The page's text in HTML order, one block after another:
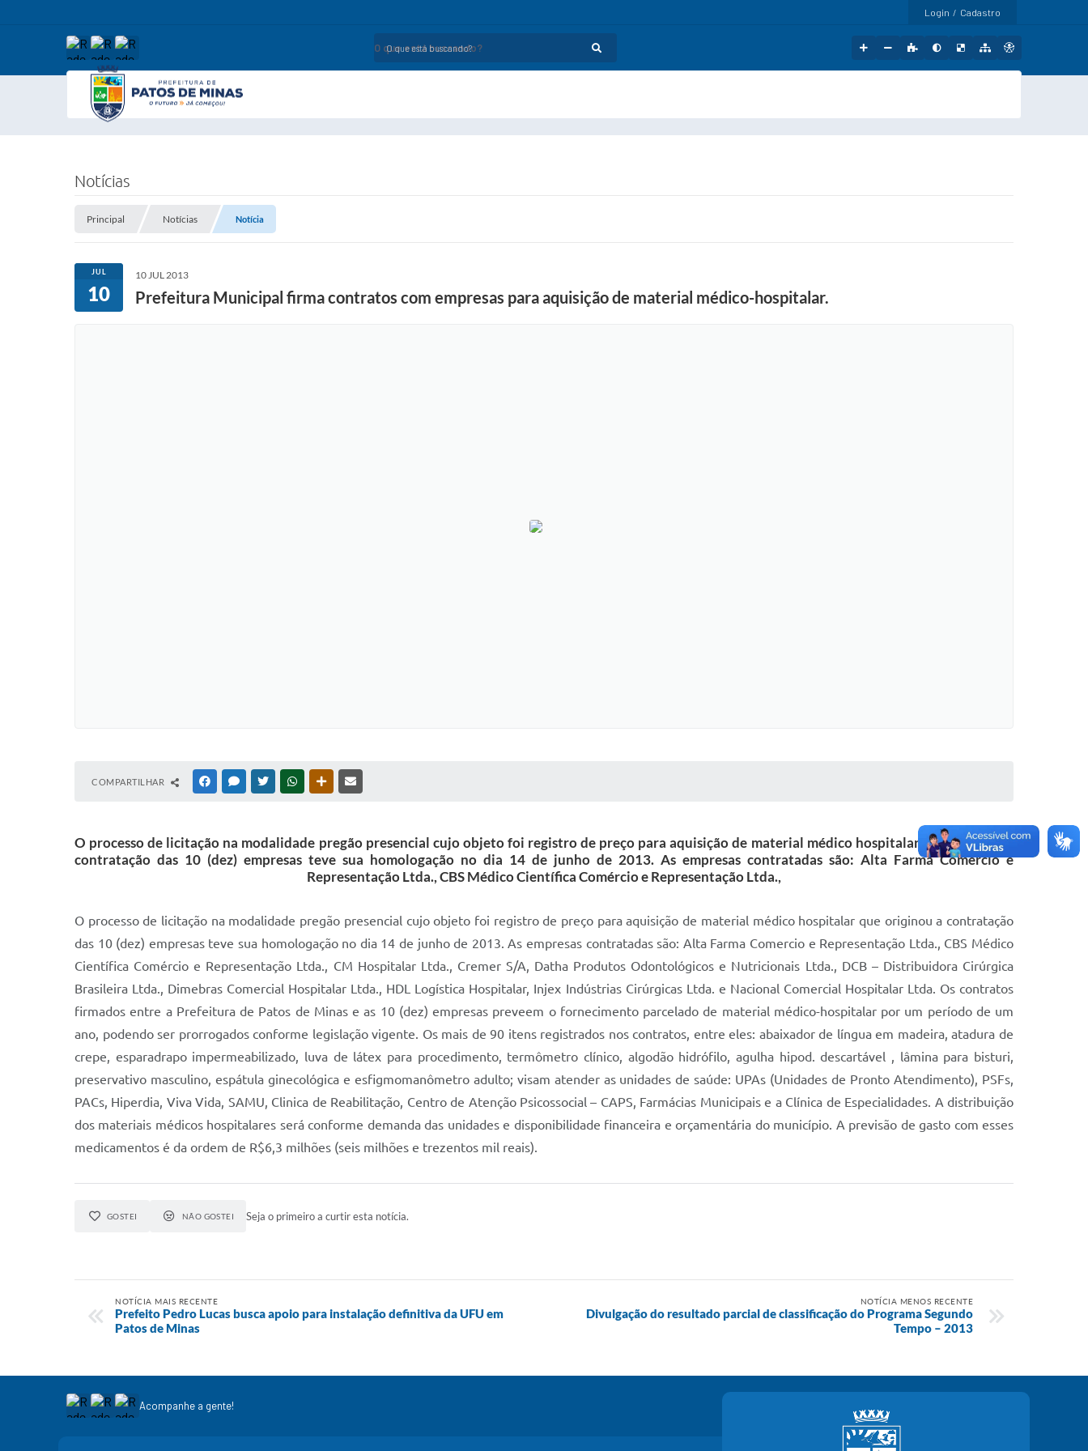
Login / Cadastro
O que está buscando?
Notícias
Principal Notícias Notícia
JUL
10
10 JUL 2013
Prefeitura Municipal firma contratos com empresas para aquisição de material médico-hospitalar.
COMPARTILHAR FACEBOOKMESSENGER
TWITTERWHATSAPPOUTRAS MÍDIAS
O processo de licitação na modalidade pregão presencial cujo objeto foi registro de preço para aquisição de material médico hospitalar que originou a
contratação das 10 (dez) empresas teve sua homologação no dia 14 de junho de 2013. As empresas contratadas são: Alta Farma Comercio e
Representação Ltda., CBS Médico Científica Comércio e Representação Ltda.,
O processo de licitação na modalidade pregão presencial cujo objeto foi registro de preço para aquisição de material médico hospitalar que originou a contratação
das 10 (dez) empresas teve sua homologação no dia 14 de junho de 2013. As empresas contratadas são: Alta Farma Comercio e Representação Ltda., CBS Médico
Científica Comércio e Representação Ltda., CM Hospitalar Ltda., Cremer S/A, Datha Produtos Odontológicos e Nutricionais Ltda., DCB – Distribuidora Cirúrgica
Brasileira Ltda., Dimebras Comercial Hospitalar Ltda., HDL Logística Hospitalar, Injex Indústrias Cirúrgicas Ltda. e Nacional Comercial Hospitalar Ltda. Os contratos
firmados entre a Prefeitura de Patos de Minas e as 10 (dez) empresas preveem o fornecimento parcelado de material médico-hospitalar por um período de um
ano, podendo ser prorrogados conforme legislação vigente. Os mais de 90 itens registrados nos contratos, entre eles: abaixador de língua em madeira, atadura de
crepe, esparadrapo impermeabilizado, luva de látex para procedimento, termômetro clínico, algodão hidrófilo, agulha hipod. descartável , lâmina para bisturi,
preservativo masculino, espátula ginecológica e esfigmomanômetro adulto; visam atender as unidades de saúde: UPAs (Unidades de Pronto Atendimento), PSFs,
PACs, Hiperdia, Viva Vida, SAMU, Clinica de Reabilitação, Centro de Atenção Psicossocial – CAPS, Farmácias Municipais e a Clínica de Especialidades. A distribuição
dos materiais médicos hospitalares será conforme demanda das unidades e disponibilidade financeira e orçamentária do município. A previsão de gasto com esses
medicamentos é da ordem de R$6,3 milhões (seis milhões e trezentos mil reais).
GOSTEI NÃO GOSTEI Seja o primeiro a curtir esta notícia.
NOTÍCIA MAIS RECENTE
Prefeito Pedro Lucas busca apoio para instalação definitiva da UFU em
Patos de Minas
NOTÍCIA MENOS RECENTE
Divulgação do resultado parcial de classificação do Programa Segundo
Tempo – 2013
Acompanhe a gente!